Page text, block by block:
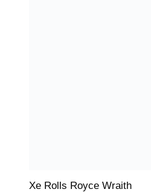
Xe Rolls Royce Wraith